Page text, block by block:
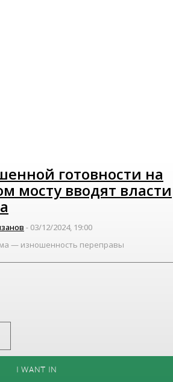
готовности на
мосту вводят власти
- 03/12/2024, 19:00
— изношенность переправы
I WANT IN